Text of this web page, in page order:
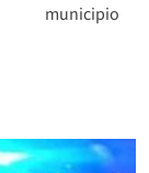
municipio